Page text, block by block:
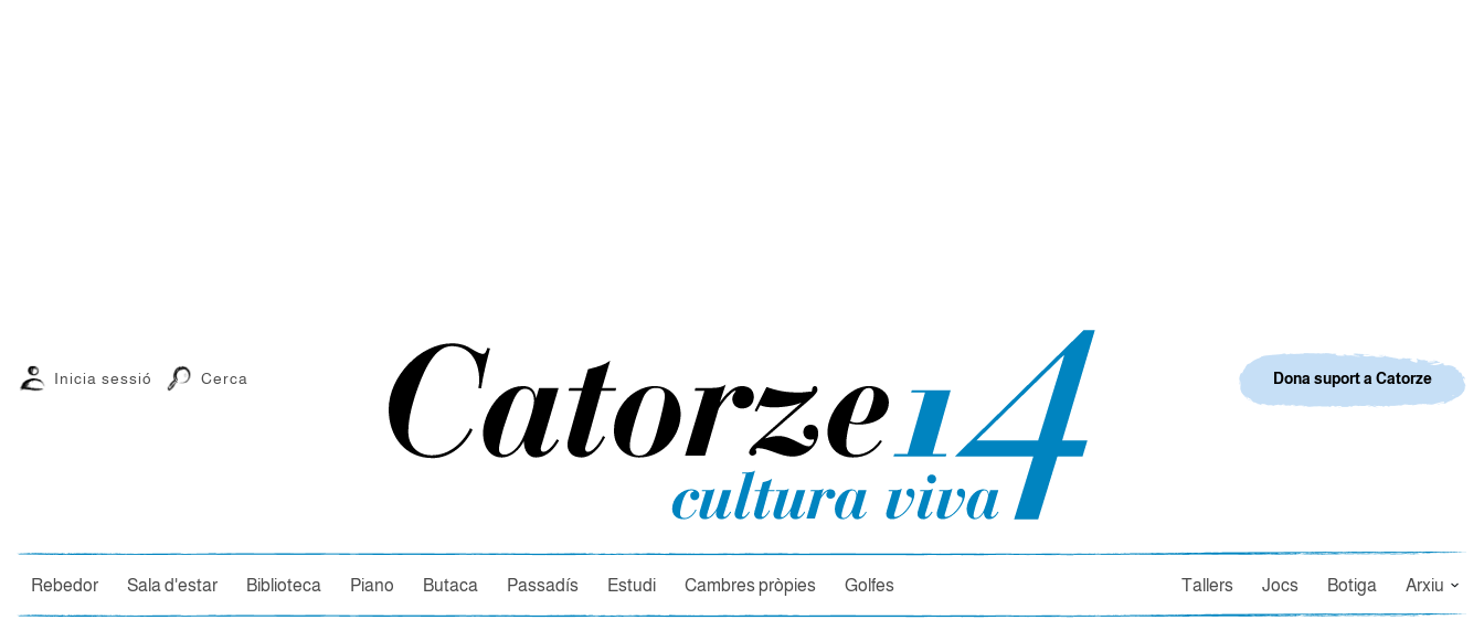
Cercador
Inicia sessió Cerca
Rebedor Sala d'estar Biblioteca Piano Butaca Passadís Estudi Cambres pròpies Golfes Tallers Jocs Botiga Arxiu
Dona suport a Catorze